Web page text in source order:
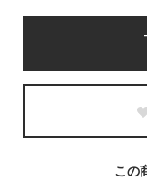
この